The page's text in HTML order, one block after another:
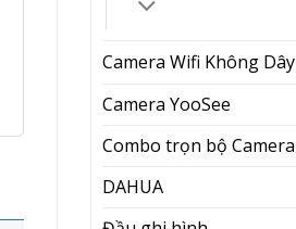
Camera Wifi Không Dây
Camera YooSee
Combo trọn bộ Camera
DAHUA